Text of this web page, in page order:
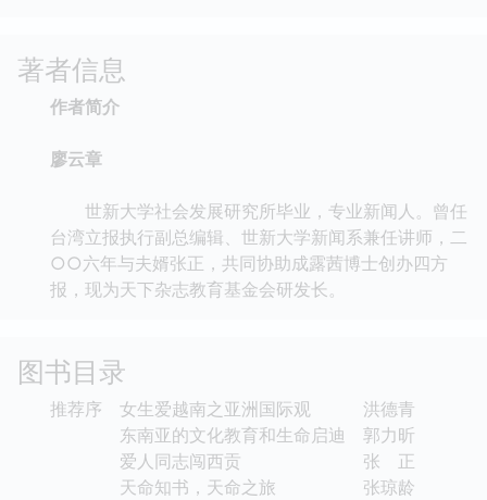
著者信息
作者简介
廖云章
世新大学社会发展研究所毕业，专业新闻人。曾任
台湾立报执行副总编辑、世新大学新闻系兼任讲师，二
○○六年与夫婿张正，共同协助成露茜博士创办四方
报，现为天下杂志教育基金会研发长。
图书目录
推荐序 女生爱越南之亚洲国际观 洪德青
东南亚的文化教育和生命启迪 郭力昕
爱人同志闯西贡 张 正
天命知书，天命之旅 张琼龄